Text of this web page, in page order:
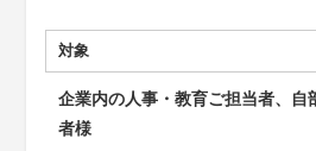
対象
企業内の人事・教育ご担当者、自
者様